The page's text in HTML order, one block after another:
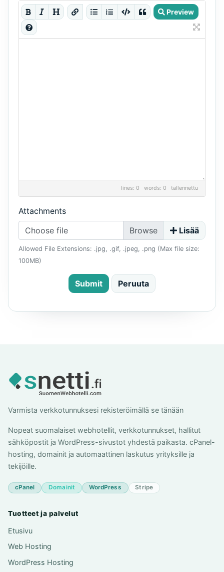
Preview
lines: 0 words: 0 tallennettu
Attachments
Choose file
Lisää
Allowed File Extensions: .jpg, .gif, .jpeg, .png (Max file size:
100MB)
Submit Peruuta
Varmista verkkotunnuksesi rekisteröimällä se tänään
Nopeat suomalaiset webhotellit, verkkotunnukset, hallitut
sähköpostit ja WordPress-sivustot yhdestä paikasta. cPanel-
hosting, domainit ja automaattinen laskutus yrityksille ja
tekijöille.
cPanel Domainit WordPress Stripe
Tuotteet ja palvelut
Etusivu
Web Hosting
WordPress Hosting